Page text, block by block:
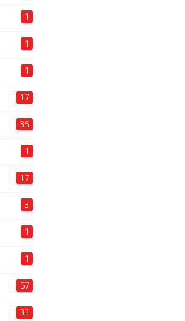
1
1
1
17
35
1
17
3
1
1
57
33